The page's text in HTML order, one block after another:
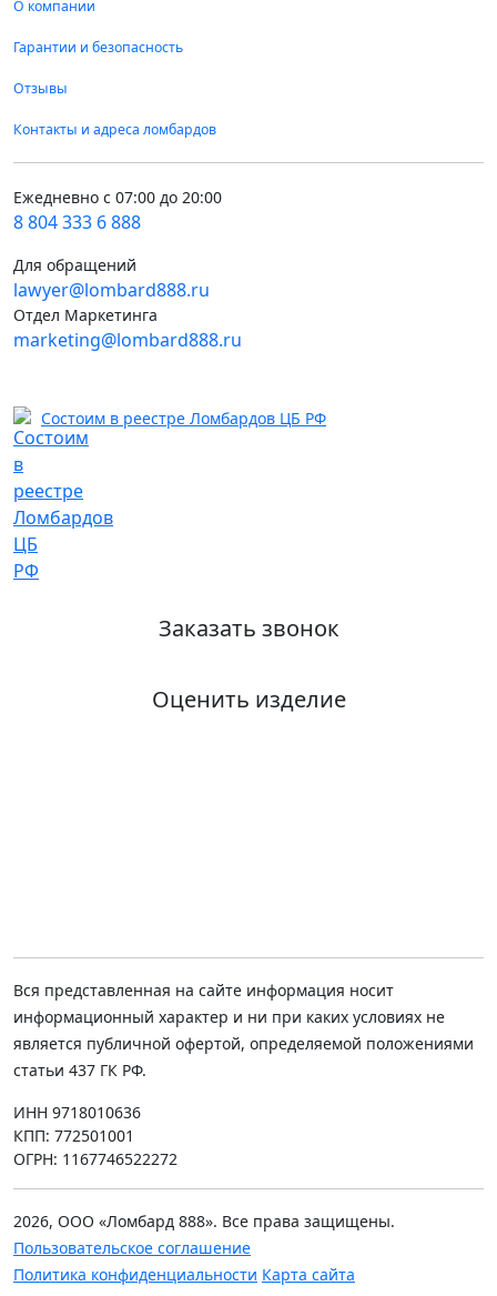
О компании
Гарантии и безопасность
Отзывы
Контакты и адреса ломбардов
Ежедневно с 07:00 до 20:00
8 804 333 6 888
Для обращений
lawyer@lombard888.ru
Отдел Маркетинга
marketing@lombard888.ru
Состоим в реестре Ломбардов ЦБ РФ
Заказать звонок
Оценить изделие
Вся представленная на сайте информация носит
информационный характер и ни при каких условиях не
является публичной офертой, определяемой положениями
статьи 437 ГК РФ.
ИНН 9718010636
КПП: 772501001
ОГРН: 1167746522272
2026, ООО «Ломбард 888». Все права защищены.
Пользовательское соглашение
Политика конфиденциальности Карта сайта